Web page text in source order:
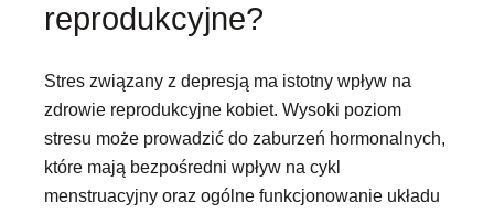
reprodukcyjne?
Stres związany z depresją ma istotny wpływ na
zdrowie reprodukcyjne kobiet. Wysoki poziom
stresu może prowadzić do zaburzeń hormonalnych,
które mają bezpośredni wpływ na cykl
menstruacyjny oraz ogólne funkcjonowanie układu